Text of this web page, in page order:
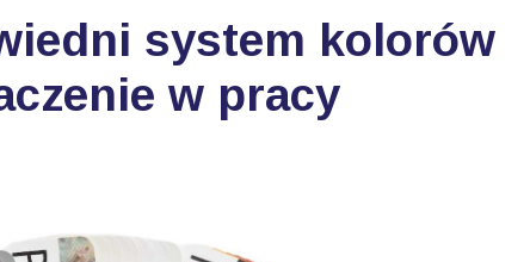
system kolorów
w pracy